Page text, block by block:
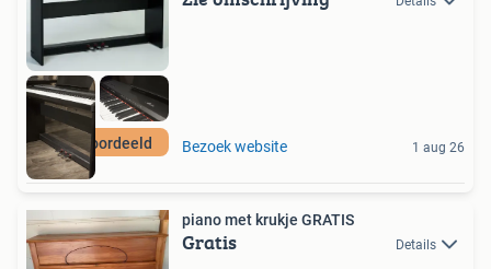
Top beoordeeld Bezoek website 1 aug 26
piano met krukje GRATIS
Gratis Details